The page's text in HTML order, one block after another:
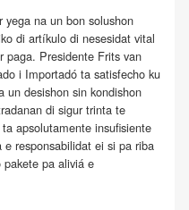
na un bon solushon
di artíkulo di nesesidat vital
paga. Presidente Frits van
i Importadó ta satisfecho ku
un desishon sin kondishon
di sigur trinta te
apsolutamente insufisiente
responsabilidat ei si pa riba
pa aliviá e